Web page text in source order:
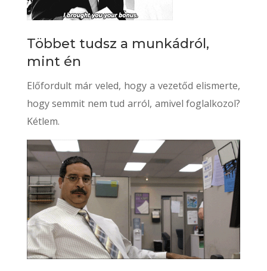
Többet tudsz a munkádról,
mint én
Előfordult már veled, hogy a vezetőd elismerte,
hogy semmit nem tud arról, amivel foglalkozol?
Kétlem.